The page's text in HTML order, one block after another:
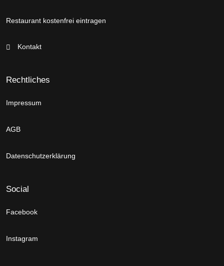
Restaurant kostenfrei eintragen
Kontakt
Rechtliches
Impressum
AGB
Datenschutzerklärung
Social
Facebook
Instagram